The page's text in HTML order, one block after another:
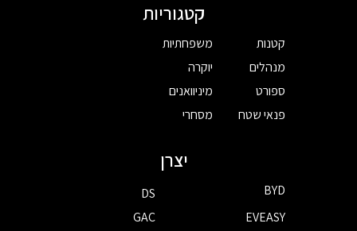
קטגוריות
קטנות
מנהלים
ספורט
פנאי שטח
משפחתיות
יוקרה
מיניוואנים
מסחרי
יצרן
BYD
DS
EVEASY
GAC